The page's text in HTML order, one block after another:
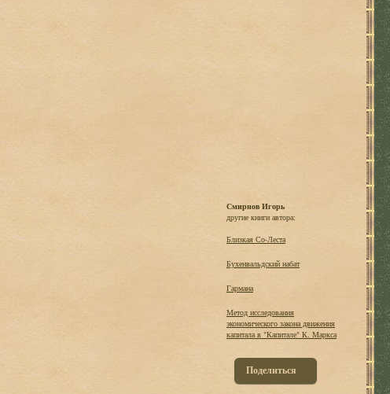
Смирнов Игорь
другие книги автора:
Близкая Со-Леста
Бухенвальдский набат
Гармана
Метод исследования
экономического закона движения
капитала в "Капитале" К. Маркса
Поделиться